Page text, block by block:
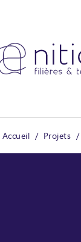
Accueil Projets